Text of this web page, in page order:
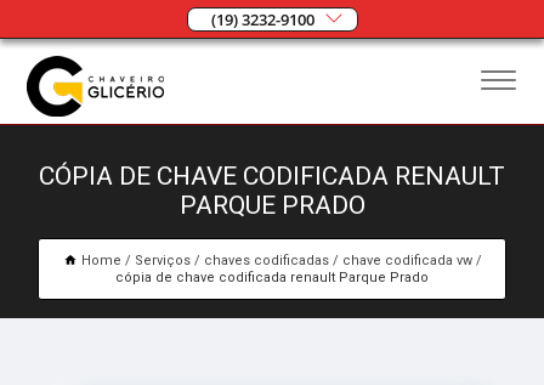
(19) 3232-9100
CÓPIA DE CHAVE CODIFICADA RENAULT
PARQUE PRADO
Home Serviços chaves codificadas
chave codificada vw
cópia de chave codificada renault Parque Prado